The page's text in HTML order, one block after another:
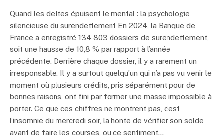
Quand les dettes épuisent le mental : la psychologie
silencieuse du surendettement En 2024, la Banque de
France a enregistré 134 803 dossiers de surendettement,
soit une hausse de 10,8 % par rapport à l’année
précédente. Derrière chaque dossier, il y a rarement un
irresponsable. Il y a surtout quelqu’un qui n’a pas vu venir le
moment où plusieurs crédits, pris séparément pour de
bonnes raisons, ont fini par former une masse impossible à
porter. Ce que ces chiffres ne montrent pas, c’est
l’insomnie du mercredi soir, la honte de vérifier son solde
avant de faire les courses, ou ce sentiment…